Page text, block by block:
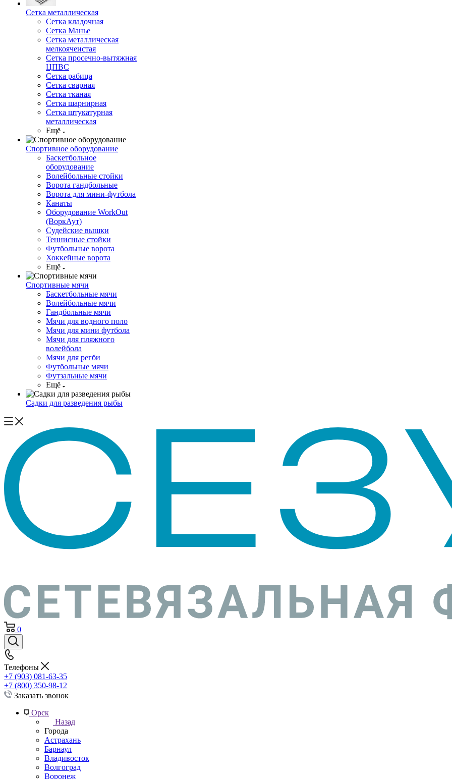
Сетка металлическая
Сетка кладочная
Сетка Манье
Сетка металлическая
мелкоячеистая
Сетка просечно-вытяжная
ЦПВС
Сетка рабица
Сетка сварная
Сетка тканая
Сетка шарнирная
Сетка штукатурная
металлическая
Ещё
Спортивное оборудование
Баскетбольное
оборудование
Волейбольные стойки
Ворота гандбольные
Ворота для мини-футбола
Канаты
Оборудование WorkOut
(ВоркАут)
Судейские вышки
Теннисные стойки
Футбольные ворота
Хоккейные ворота
Ещё
Спортивные мячи
Баскетбольные мячи
Волейбольные мячи
Гандбольные мячи
Мячи для водного поло
Мячи для мини футбола
Мячи для пляжного
волейбола
Мячи для регби
Футбольные мячи
Футзальные мячи
Ещё
Садки для разведения рыбы
0
Телефоны
+7 (903) 081-63-35
+7 (800) 350-98-12
Заказать звонок
Орск
Назад
Города
Астрахань
Барнаул
Владивосток
Волгоград
Воронеж